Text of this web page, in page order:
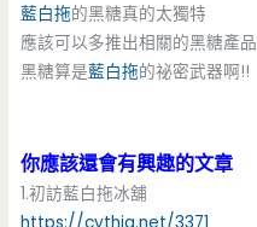
藍白拖的黑糖真的太獨特
應該可以多推出相關的黑糖產品
黑糖算是藍白拖的祕密武器啊!!
你應該還會有興趣的文章
1.初訪藍白拖冰舖
https://cythia.net/3371